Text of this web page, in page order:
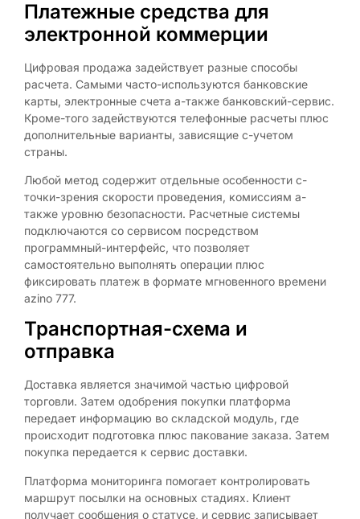
Платежные средства для
электронной коммерции
Цифровая продажа задействует разные способы
расчета. Самыми часто-используются банковские
карты, электронные счета а-также банковский-сервис.
Кроме-того задействуются телефонные расчеты плюс
дополнительные варианты, зависящие с-учетом
страны.
Любой метод содержит отдельные особенности с-
точки-зрения скорости проведения, комиссиям а-
также уровню безопасности. Расчетные системы
подключаются со сервисом посредством
программный-интерфейс, что позволяет
самостоятельно выполнять операции плюс
фиксировать платеж в формате мгновенного времени
azino 777.
Транспортная-схема и
отправка
Доставка является значимой частью цифровой
торговли. Затем одобрения покупки платформа
передает информацию во складской модуль, где
происходит подготовка плюс пакование заказа. Затем
покупка передается к сервис доставки.
Платформа мониторинга помогает контролировать
маршрут посылки на основных стадиях. Клиент
получает сообщения о статусе, и сервис записывает